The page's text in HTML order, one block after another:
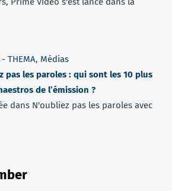
- THEMA, Médias
pas les paroles : qui sont les 10 plus
de l’émission ?
dans N'oubliez pas les paroles avec